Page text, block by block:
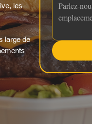
les
large de